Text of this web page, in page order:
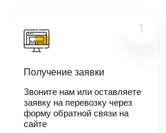
менеджер-
свяжется с
вами,
согласует
детали
автоперевозки,
1
Получение заявки
Звоните нам или оставляете
заявку на перевозку через
форму обратной связи на
сайте